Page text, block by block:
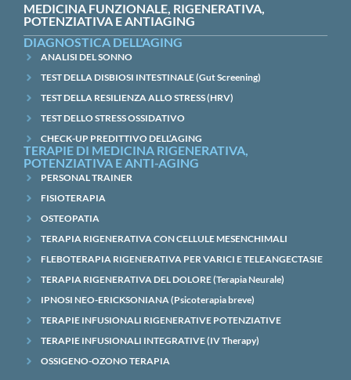
MEDICINA FUNZIONALE, RIGENERATIVA,
POTENZIATIVA E ANTIAGING
DIAGNOSTICA DELL'AGING
ANALISI DEL SONNO
TEST DELLA DISBIOSI INTESTINALE (Gut Screening)
TEST DELLA RESILIENZA ALLO STRESS (HRV)
TEST DELLO STRESS OSSIDATIVO
CHECK-UP PREDITTIVO DELL’AGING
TERAPIE DI MEDICINA RIGENERATIVA,
POTENZIATIVA E ANTI-AGING
PERSONAL TRAINER
FISIOTERAPIA
OSTEOPATIA
TERAPIA RIGENERATIVA CON CELLULE MESENCHIMALI
FLEBOTERAPIA RIGENERATIVA PER VARICI E TELEANGECTASIE
TERAPIA RIGENERATIVA DEL DOLORE (Terapia Neurale)
IPNOSI NEO-ERICKSONIANA (Psicoterapia breve)
TERAPIE INFUSIONALI RIGENERATIVE POTENZIATIVE
TERAPIE INFUSIONALI INTEGRATIVE (IV Therapy)
OSSIGENO-OZONO TERAPIA